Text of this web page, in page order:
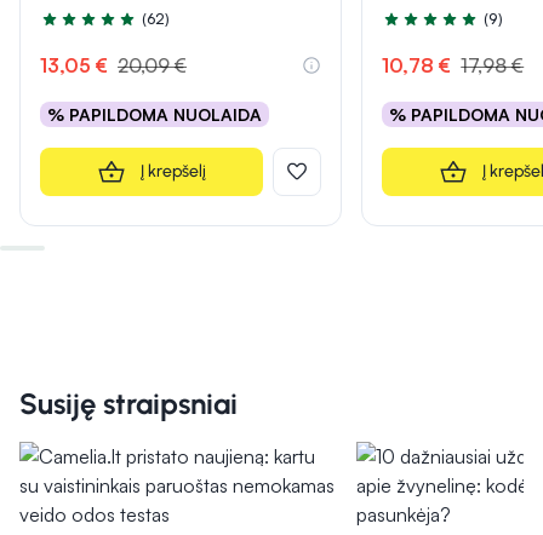
Įvertinimas 5.0 iš 5
(62)
13,05 € 20,09 €
% PAPILDOMA NUOLAIDA
Į krepšelį
Įvertinimas 4.8 iš 5
(9)
10,78 € 17,98 €
% PAPILDOMA
Į
Susiję straipsniai